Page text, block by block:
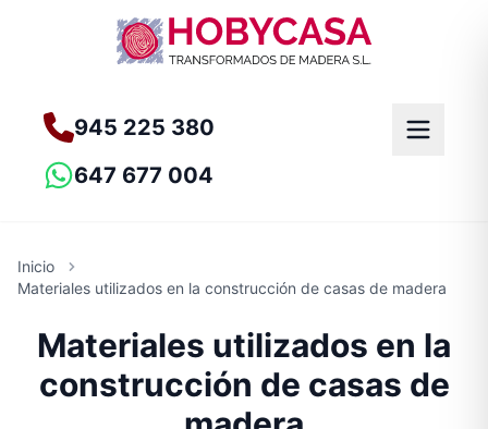
945 225 380
647 677 004
Inicio
Materiales utilizados en la construcción de casas de madera
Materiales utilizados en la
construcción de casas de